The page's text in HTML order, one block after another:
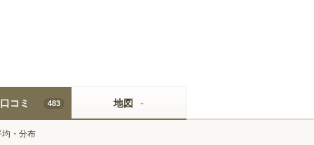
口コミ 483
均・分布
地図